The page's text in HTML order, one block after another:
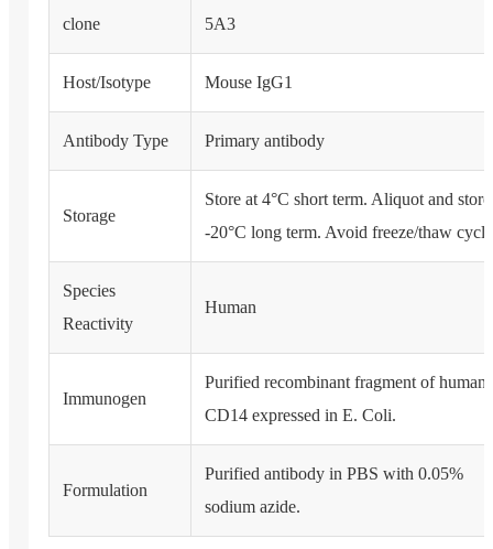
clone 5A3
Host/Isotype Mouse IgG1
Antibody Type Primary antibody
Storage
Store at 4°C short term. Aliquot and store
-20°C long term. Avoid freeze/thaw
Species
Reactivity
Human
Immunogen
Purified recombinant fragment of human
CD14 expressed in E. Coli.
Formulation
Purified antibody in PBS with 0.05%
sodium azide.